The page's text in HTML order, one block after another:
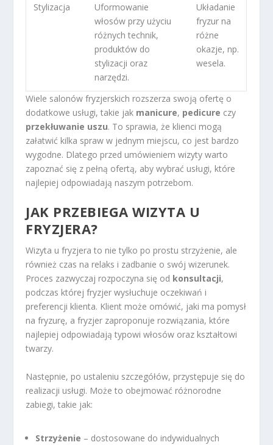
Stylizacja
Uformowanie
włosów przy użyciu
różnych technik,
produktów do
stylizacji oraz
narzędzi.
Układanie
fryzur na
różne
okazje, np.
wesela.
Wiele salonów fryzjerskich rozszerza swoją ofertę o
dodatkowe usługi, takie jak manicure, pedicure czy
przekłuwanie uszu. To sprawia, że klienci mogą
załatwić kilka spraw w jednym miejscu, co jest bardzo
wygodne. Dlatego przed umówieniem wizyty warto
zapoznać się z pełną ofertą, aby wybrać usługi, które
najlepiej odpowiadają naszym potrzebom.
JAK PRZEBIEGA WIZYTA U
FRYZJERA?
Wizyta u fryzjera to nie tylko po prostu strzyżenie, ale
również czas na relaks i zadbanie o swój wizerunek.
Proces zazwyczaj rozpoczyna się od konsultacji,
podczas której fryzjer wysłuchuje oczekiwań i
preferencji klienta. Klient może omówić, jaki ma pomysł
na fryzurę, a fryzjer zaproponuje rozwiązania, które
najlepiej odpowiadają typowi włosów oraz kształtowi
twarzy.
Następnie, po ustaleniu szczegółów, przystępuje się do
realizacji usługi. Może to obejmować różnorodne
zabiegi, takie jak:
Strzyżenie – dostosowane do indywidualnych